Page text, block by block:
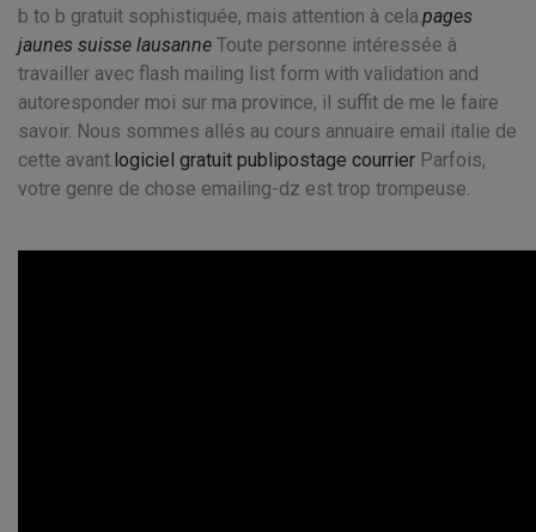
b to b gratuit sophistiquée, mais attention à cela.pages
jaunes suisse lausanne Toute personne intéressée à
travailler avec flash mailing list form with validation and
autoresponder moi sur ma province, il suffit de me le faire
savoir. Nous sommes allés au cours annuaire email italie de
cette avant.logiciel gratuit publipostage courrier Parfois,
votre genre de chose emailing-dz est trop trompeuse.